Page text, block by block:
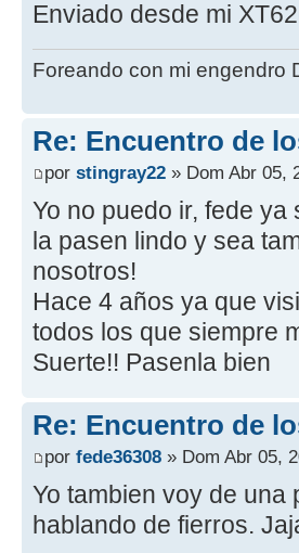
Enviado desde mi
Foreando con mi engendro
Re: Encuentro de
por stingray22 » Dom Abr 05,
Yo no puedo ir, fede
la pasen lindo y sea
nosotros!
Hace 4 años ya que
todos los que siempre
Suerte!! Pasenla bien
Re: Encuentro de
por fede36308 » Dom Abr 05,
Yo tambien voy de una
hablando de fierros.